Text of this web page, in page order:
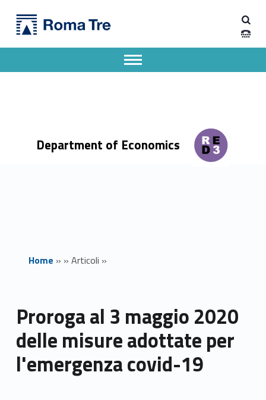
Proroga al 3 maggio 2020 delle misure adottate per l'emergenza covid-19 - Dipartimento di Economia
Department of Economics
Apri il menu secondario
Header info sidebar
Home » » Articoli »
Proroga al 3 maggio 2020
delle misure adottate per
l'emergenza covid-19